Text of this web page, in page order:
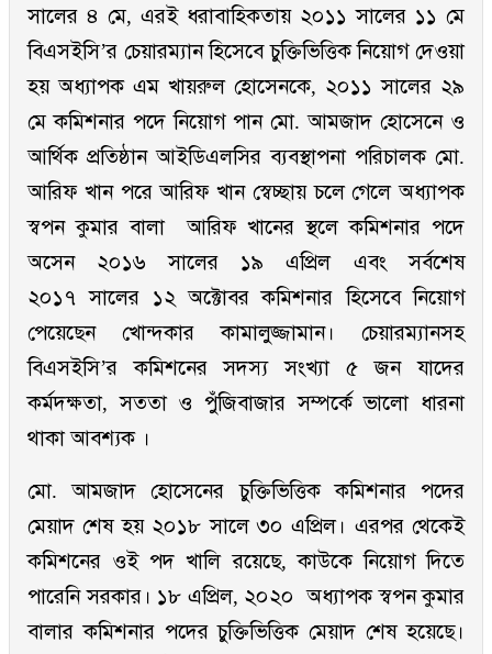
সালের ৪ মে, এরই ধরাবাহিকতায় ২০১১ সালের ১১ মে
বিএসইসি’র চেয়ারম্যান হিসেবে চুক্তিভিত্তিক নিয়োগ দেওয়া
হয় অধ্যাপক এম খায়রুল হোসেনকে, ২০১১ সালের ২৯
মে কমিশনার পদে নিয়োগ পান মো. আমজাদ হোসেনে ও
আর্থিক প্রতিষ্ঠান আইডিএলসির ব্যবস্থাপনা পরিচালক মো.
আরিফ খান পরে আরিফ খান স্বেচ্ছায় চলে গেলে অধ্যাপক
স্বপন কুমার বালা আরিফ খানের স্থলে কমিশনার পদে
অসেন ২০১৬ সালের ১৯ এপ্রিল এবং সর্বশেষ
২০১৭ সালের ১২ অক্টোবর কমিশনার হিসেবে নিয়োগ
পেয়েছেন খোন্দকার কামালুজ্জামান। চেয়ারম্যানসহ
বিএসইসি’র কমিশনের সদস্য সংখ্যা ৫ জন যাদের
কর্মদক্ষতা, সততা ও পুঁজিবাজার সম্পর্কে ভালো ধারনা
থাকা আবশ্যক ।
মো. আমজাদ হোসেনের চুক্তিভিত্তিক কমিশনার পদের
মেয়াদ শেষ হয় ২০১৮ সালে ৩০ এপ্রিল। এরপর থেকেই
কমিশনের ওই পদ খালি রয়েছে, কাউকে নিয়োগ দিতে
পারেনি সরকার। ১৮ এপ্রিল, ২০২০ অধ্যাপক স্বপন কুমার
বালার কমিশনার পদের চুক্তিভিত্তিক মেয়াদ শেষ হয়েছে।